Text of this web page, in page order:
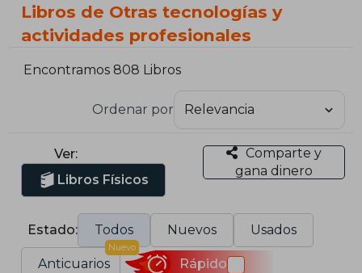
Libros de Otras tecnologías y
actividades profesionales
Encontramos 808 Libros
Ordenar por
Ver:
Libros Físicos
Comparte y
gana dinero
Estado: Todos Nuevos Usados
Anticuarios
Nuevo
Rápido